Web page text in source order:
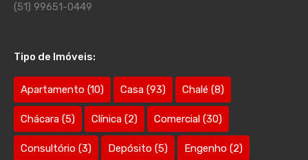
(51) 99651-0449
Tipo de Imóveis:
Apartamento (10) Casa (93) Chalé (8)
Chácara (5) Clínica (2) Comercial (30)
Consultório (3) Depósito (5) Engenho (2)